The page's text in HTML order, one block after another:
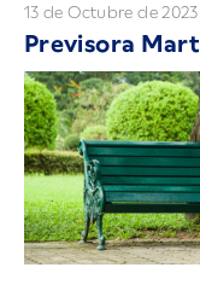
13 de Octubre de 2023
Previsora